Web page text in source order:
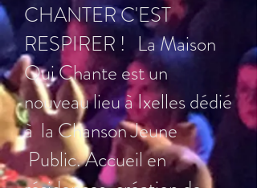
CHANTER C'EST
RESPIRER ! La Maison
Qui Chante est un
nouveau lieu à Ixelles dédié
à la Chanson Jeune
Public. Accueil en